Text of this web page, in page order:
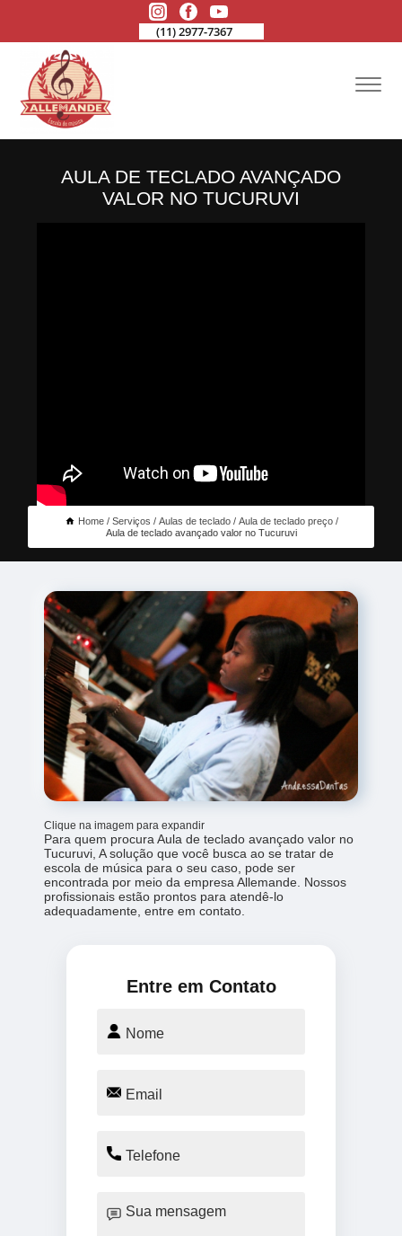
(11) 2977-7367
AULA DE TECLADO AVANÇADO
VALOR NO TUCURUVI
Home Serviços Aulas de teclado
Aula de teclado preço
Aula de teclado avançado valor no Tucuruvi
Clique na imagem para expandir
Para quem procura Aula de teclado avançado valor no
Tucuruvi, A solução que você busca ao se tratar de
escola de música para o seu caso, pode ser
encontrada por meio da empresa Allemande. Nossos
profissionais estão prontos para atendê-lo
adequadamente, entre em contato.
Entre em Contato